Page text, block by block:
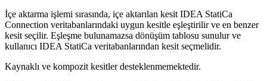
İçe aktarma işlemi sırasında, içe aktarılan kesit IDEA StatiCa
Connection veritabanlarındaki uygun kesitle eşleştirilir ve en benzer
kesit seçilir. Eşleşme bulunamazsa dönüşüm tablosu sunulur ve
kullanıcı IDEA StatiCa veritabanlarından kesit seçmelidir.
Kaynaklı ve kompozit kesitler desteklenmemektedir.